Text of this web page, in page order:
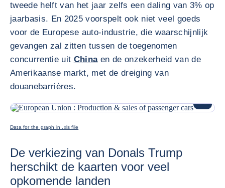
tweede helft van het jaar zelfs een daling van 3% op
jaarbasis. En 2025 voorspelt ook niet veel goeds
voor de Europese auto-industrie, die waarschijnlijk
gevangen zal zitten tussen de toegenomen
concurrentie uit Chinaen de onzekerheid van de
Amerikaanse markt, met de dreiging van
douanebarrières.
Data for the graph in .xls file
De verkiezing van Donals Trump
herschikt de kaarten voor veel
opkomende landen